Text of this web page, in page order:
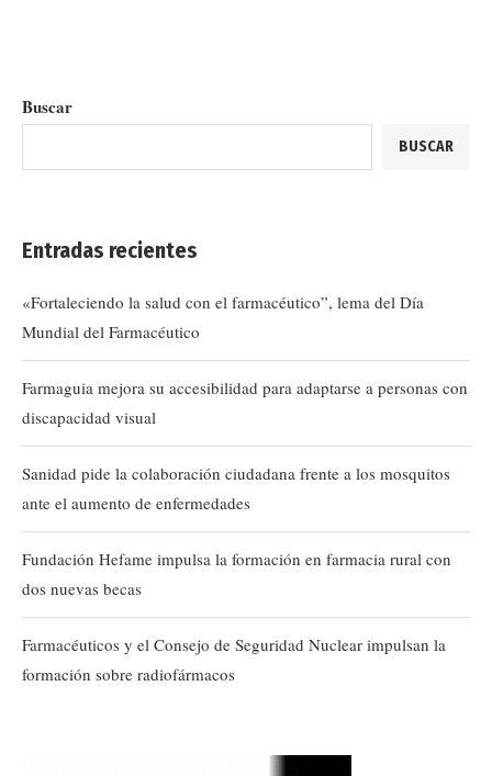
Buscar
BUSCAR
Entradas recientes
«Fortaleciendo la salud con el farmacéutico”, lema del Día
Mundial del Farmacéutico
Farmaguia mejora su accesibilidad para adaptarse a personas con
discapacidad visual
Sanidad pide la colaboración ciudadana frente a los mosquitos
ante el aumento de enfermedades
Fundación Hefame impulsa la formación en farmacia rural con
dos nuevas becas
Farmacéuticos y el Consejo de Seguridad Nuclear impulsan la
formación sobre radiofármacos